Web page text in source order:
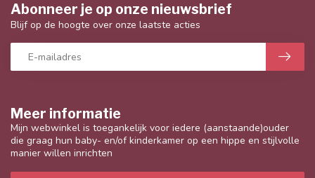
Meer informatie
Mijn webwinkel is toegankelijk voor iedere (aanstaande)ouder
die graag hun baby- en/of kinderkamer op een hippe en stijlvolle
manier willen inrichten
Abonneer je op onze nieuwsbrief
Blijf op de hoogte over onze laatste acties